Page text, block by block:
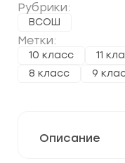
Рубрики:
ВСОШ
Метки:
10 класс 11
8 класс
9
Описание